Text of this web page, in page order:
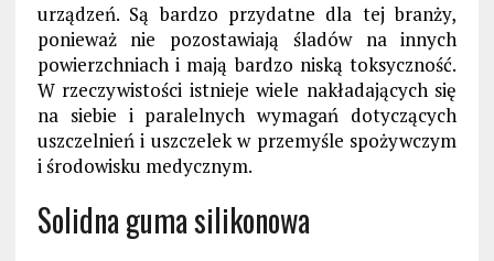
urządzeń. Są bardzo przydatne dla tej branży,
ponieważ nie pozostawiają śladów na innych
powierzchniach i mają bardzo niską toksyczność.
W rzeczywistości istnieje wiele nakładających się
na siebie i paralelnych wymagań dotyczących
uszczelnień i uszczelek w przemyśle spożywczym
i środowisku medycznym.
Solidna guma silikonowa